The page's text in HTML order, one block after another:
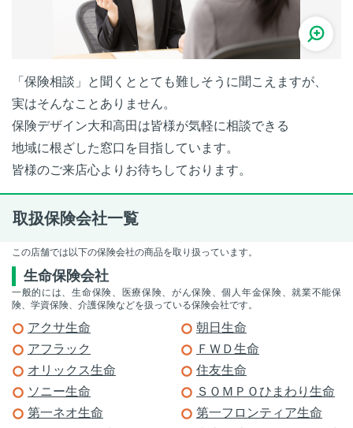
「保険相談」と聞くととても難しそうに聞こえますが、
実はそんなことありません。
保険デザイン大和高田は皆様が気軽に相談できる
地域に根ざした窓口を目指しています。
皆様のご来店心よりお待ちしております。
取扱保険会社一覧
この店舗では以下の保険会社の商品を取り扱っています。
生命保険会社
一般的には、生命保険、医療保険、がん保険、個人年金保険、就業不能保
険、学資保険、介護保険などを扱っている保険会社です。
アクサ生命
朝日生命
アフラック
ＦＷＤ生命
オリックス生命
住友生命
ソニー生命
ＳＯＭＰＯひまわり生命
第一ネオ生命
第一フロンティア生命